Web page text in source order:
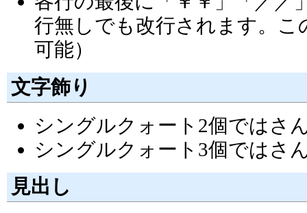
行無しでも改行されます。こ
可能）
文字飾り
シングルクォート2個ではさ
シングルクォート3個ではさ
見出し